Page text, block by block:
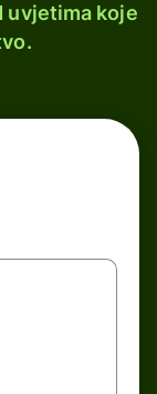
uvjetima koje